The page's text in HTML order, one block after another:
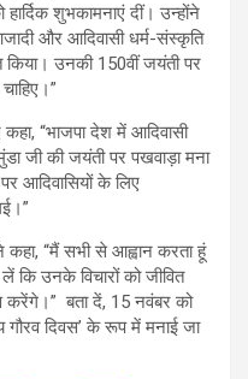
शुभकामनाएं दीं। उन्होंने
और आदिवासी धर्म-संस्कृति
किया। उनकी 150वीं जयंती पर
“भाजपा देश में आदिवासी
जी की जयंती पर पखवाड़ा मना
आदिवासियों के लिए
“मैं सभी से आह्वान करता हूं
कि उनके विचारों को जीवित
बता दें, 15 नवंबर को
गौरव दिवस’ के रूप में मनाई जा